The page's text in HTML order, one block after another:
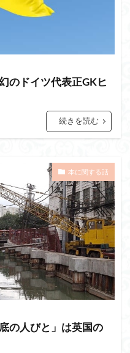
のドイツ代表正GKヒ
続きを読む
本に関する話
の人びと」は英国の